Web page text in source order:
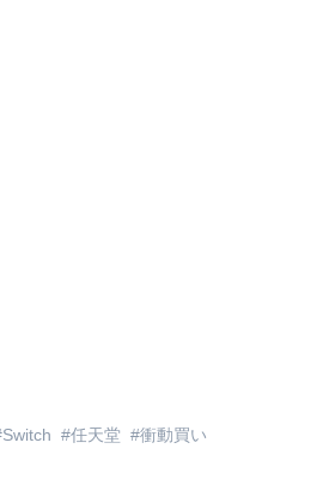
Switch 任天堂 衝動買い